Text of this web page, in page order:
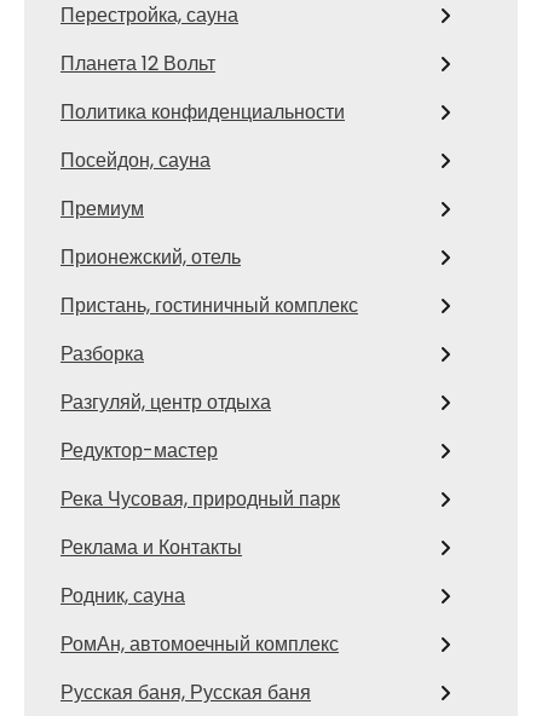
Перестройка, сауна
Планета 12 Вольт
Политика конфиденциальности
Посейдон, сауна
Премиум
Прионежский, отель
Пристань, гостиничный комплекс
Разборка
Разгуляй, центр отдыха
Редуктор-мастер
Река Чусовая, природный парк
Реклама и Контакты
Родник, сауна
РомАн, автомоечный комплекс
Русская баня, Русская баня